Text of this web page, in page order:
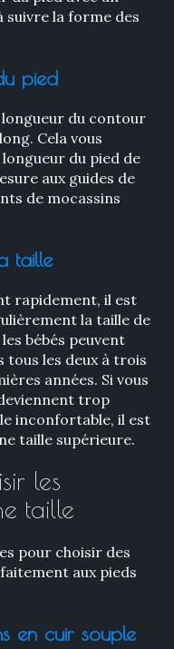
suivre la forme des
pied
longueur du contour
Cela vous
du pied de
aux guides de
de mocassins
taille
rapidement, il est
la taille de
bébés peuvent
tous les deux à trois
années. Si vous
trop
inconfortable, il est
taille supérieure.
les
taille
pour choisir des
aux pieds
en cuir souple